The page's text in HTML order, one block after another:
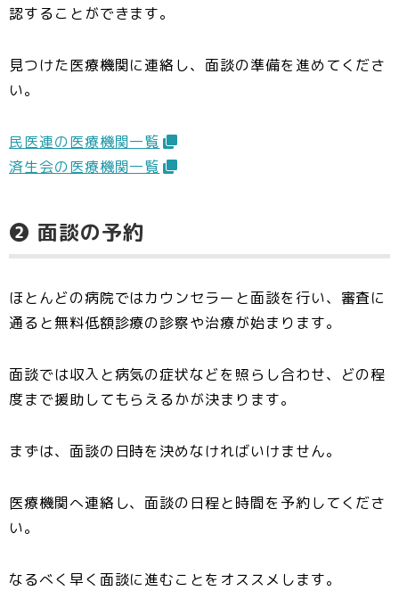
認することができます。
見つけた医療機関に連絡し、面談の準備を進めてくださ
い。
民医連の医療機関一覧
済生会の医療機関一覧
❷ 面談の予約
ほとんどの病院ではカウンセラーと面談を行い、審査に
通ると無料低額診療の診察や治療が始まります。
面談では収入と病気の症状などを照らし合わせ、どの程
度まで援助してもらえるかが決まります。
まずは、面談の日時を決めなければいけません。
医療機関へ連絡し、面談の日程と時間を予約してくださ
い。
なるべく早く面談に進むことをオススメします。